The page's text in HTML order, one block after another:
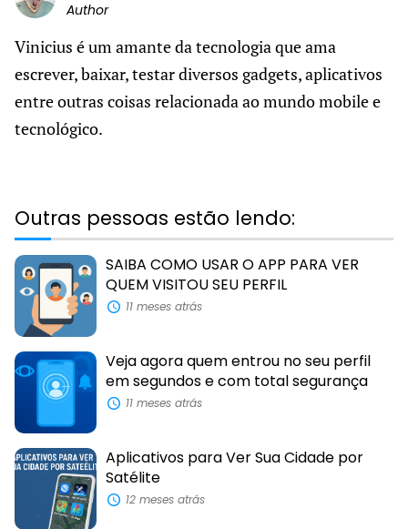
Author
Vinicius é um amante da tecnologia que ama
escrever, baixar, testar diversos gadgets, aplicativos
entre outras coisas relacionada ao mundo mobile e
tecnológico.
Outras pessoas estão lendo:
SAIBA COMO USAR O APP PARA VER
QUEM VISITOU SEU PERFIL
11 meses atrás
Veja agora quem entrou no seu perfil
em segundos e com total segurança
11 meses atrás
Aplicativos para Ver Sua Cidade por
Satélite
12 meses atrás